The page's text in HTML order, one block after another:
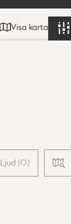
Visa karta
Ljud (0)